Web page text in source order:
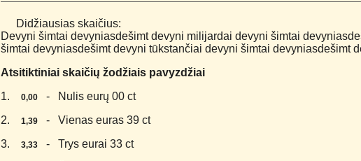
Didžiausias skaičius:
Devyni šimtai devyniasdešimt devyni milijardai devyni šimtai
šimtai devyniasdešimt devyni tūkstančiai devyni šimtai devyniasdešimt
Atsitiktiniai skaičių žodžiais pavyzdžiai
1.
0,00
- Nulis eurų 00 ct
2.
1,39
- Vienas euras 39 ct
3.
3,33
- Trys eurai 33 ct